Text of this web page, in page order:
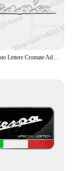
3D Auto Moto Lettere Cromate Adesivo Per Vespa Sprint Primavera 300 LX LXV GTS300 LX125 LX150 125 150 Accessori